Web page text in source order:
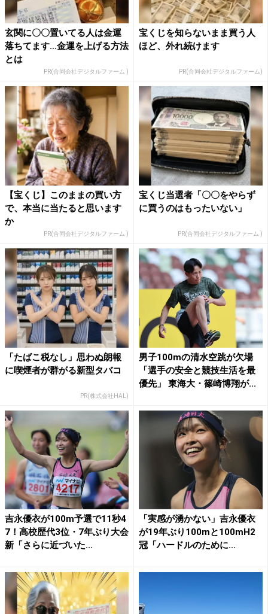
玄関に〇〇置いてる人は金運
落ちてます…金運を上げる方法
とは
PR(合同会社デジタルファーム )
宝くじを知らないまま買う人
ほど、外れ続けます
PR(合同会社デジタルファーム)
【宝くじ】このままの買い方
で、本当に当たると思います
か
PR(合同会社デジタルファーム )
宝くじ当選者「〇〇をやらず
に買うのはもったいない」
PR(合同会社デジタルファーム )
「たばこ税なし」思わぬ朗報
に喫煙者が群がる新型タバコ
PR(株式会社HAL)
男子100mの清水空跳が欠場
「選手の安全と競技生活を最
優先」 東海大・篠崎博翔が...
吉永優衣が100m予選で11秒4
7！高校歴代3位・7年ぶり大会
新「さらに近づいた...
「実感が湧かない」吉永優衣
が19年ぶり100mと100mH2
冠「ハードルのために...